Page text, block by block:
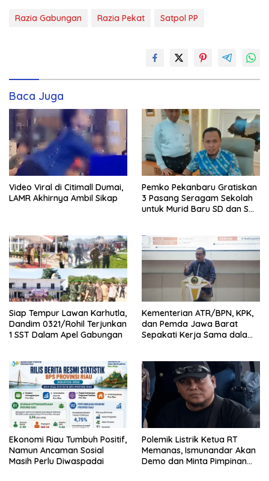
Razia Gabungan Razia Pekat Satpol PP
Baca Juga
Video Viral di Citimall Dumai,
LAMR Akhirnya Ambil Sikap
Pemko Pekanbaru Gratiskan
3 Pasang Seragam Sekolah
untuk Murid Baru SD dan SMP
Siap Tempur Lawan Karhutla,
Dandim 0321/Rohil Terjunkan
1 SST Dalam Apel Gabungan
Kementerian ATR/BPN, KPK,
dan Pemda Jawa Barat
Sepakati Kerja Sama dalam
Ekonomi Riau Tumbuh Positif,
Namun Ancaman Sosial
Masih Perlu Diwaspadai
Polemik Listrik Ketua RT
Memanas, Ismunandar Akan
Demo dan Minta Pimpinan